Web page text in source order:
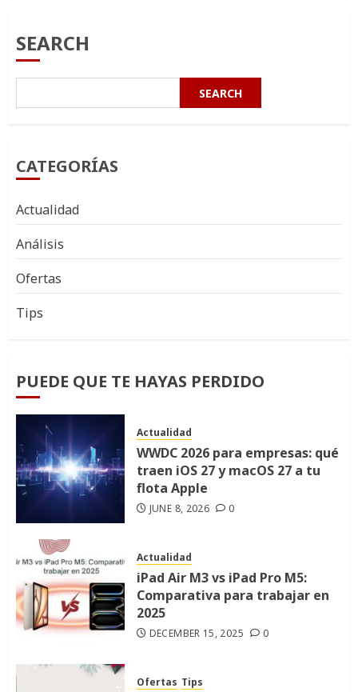
SEARCH
SEARCH
CATEGORÍAS
Actualidad
Análisis
Ofertas
Tips
PUEDE QUE TE HAYAS PERDIDO
Actualidad
WWDC 2026 para empresas: qué
traen iOS 27 y macOS 27 a tu
flota Apple
JUNE 8, 2026 0
Actualidad
iPad Air M3 vs iPad Pro M5:
Comparativa para trabajar en
2025
DECEMBER 15, 2025 0
Ofertas Tips